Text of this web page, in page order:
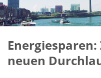
neuen